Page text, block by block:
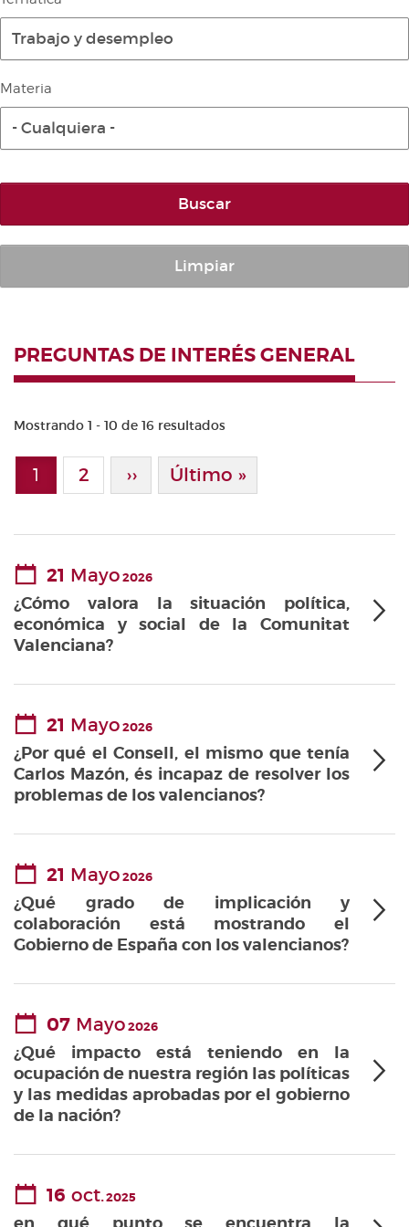
Diario de la Diputación Permanente
Informe BOC
Publicaciones no oficiales
Anuario de Derecho Parlamentario
Otras publicaciones
Información y venta
Trabajo y desempleo
Materia
- Cualquiera -
Buscar
Limpiar
PREGUNTAS DE INTERÉS GENERAL
Mostrando 1 - 10 de 16 resultados
Página actual
1 Page
2 Siguiente Página
›› Última Página
Último »
21 Mayo2026
¿Cómo valora la situación política,
económica y social de la Comunitat
Valenciana?
21 Mayo2026
¿Por qué el Consell, el mismo que tenía
Carlos Mazón, és incapaz de resolver los
problemas de los valencianos?
21 Mayo2026
¿Qué grado de implicación y
colaboración está mostrando el
Gobierno de España con los valencianos?
07 Mayo2026
¿Qué impacto está teniendo en la
ocupación de nuestra región las políticas
y las medidas aprobadas por el gobierno
de la nación?
16 oct.2025